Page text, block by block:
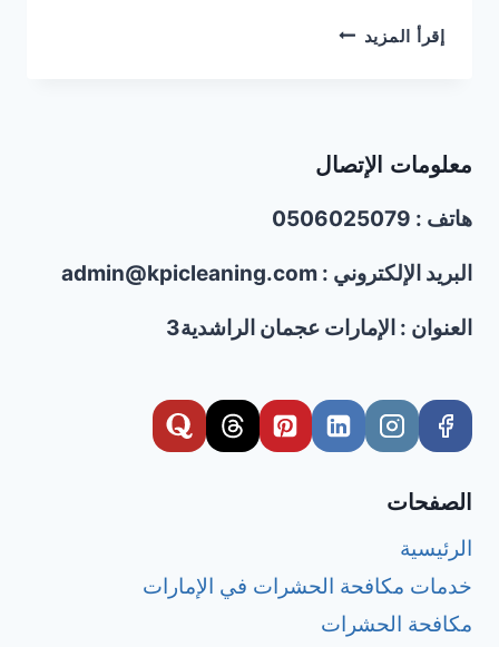
إقرأ المزيد أفضل
عجمان/0506025079
معلومات الإتصال
هاتف : 0506025079
البريد الإلكتروني : admin@kpicleaning.com
العنوان : الإمارات عجمان الراشدية3
الصفحات
الرئيسية
خدمات مكافحة الحشرات في الإمارات
مكافحة الحشرات